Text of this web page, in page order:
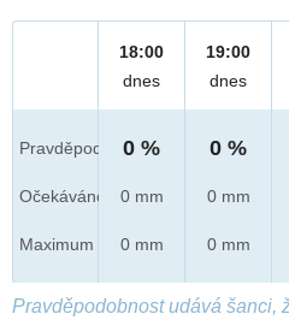
Pravděpod.
Očekáváno
Maximum
18:00
dnes
0 %
0 mm
0 mm
19:00
dnes
0 %
0 mm
0 mm
Pravděpodobnost udává šanci,